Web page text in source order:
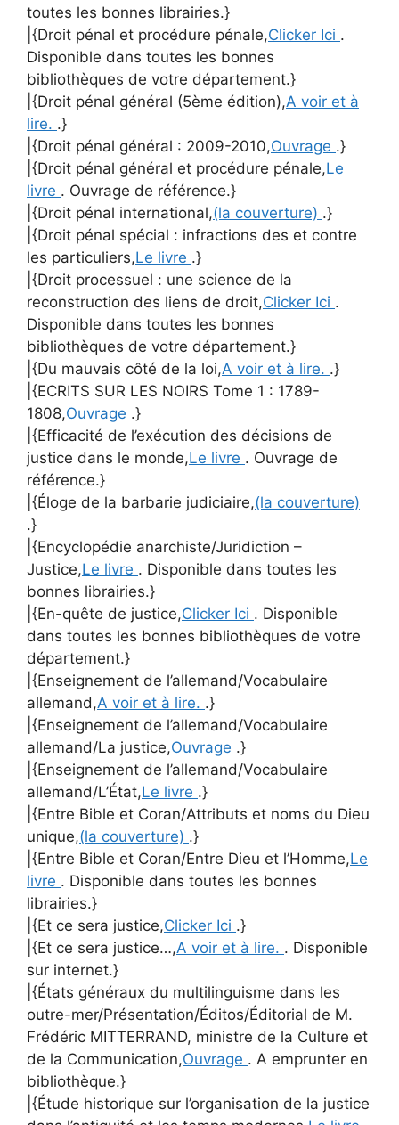
toutes les bonnes librairies.}
|{Droit pénal et procédure pénale,Clicker Ici .
Disponible dans toutes les bonnes
bibliothèques de votre département.}
|{Droit pénal général (5ème édition),A voir et à
lire. .}
|{Droit pénal général : 2009-2010,Ouvrage .}
|{Droit pénal général et procédure pénale,Le
livre . Ouvrage de référence.}
|{Droit pénal international,(la couverture) .}
|{Droit pénal spécial : infractions des et contre
les particuliers,Le livre .}
|{Droit processuel : une science de la
reconstruction des liens de droit,Clicker Ici .
Disponible dans toutes les bonnes
bibliothèques de votre département.}
|{Du mauvais côté de la loi,A voir et à lire. .}
|{ECRITS SUR LES NOIRS Tome 1 : 1789-
1808,Ouvrage .}
|{Efficacité de l’exécution des décisions de
justice dans le monde,Le livre . Ouvrage de
référence.}
|{Éloge de la barbarie judiciaire,(la couverture)
.}
|{Encyclopédie anarchiste/Juridiction –
Justice,Le livre . Disponible dans toutes les
bonnes librairies.}
|{En-quête de justice,Clicker Ici . Disponible
dans toutes les bonnes bibliothèques de votre
département.}
|{Enseignement de l’allemand/Vocabulaire
allemand,A voir et à lire. .}
|{Enseignement de l’allemand/Vocabulaire
allemand/La justice,Ouvrage .}
|{Enseignement de l’allemand/Vocabulaire
allemand/L’État,Le livre .}
|{Entre Bible et Coran/Attributs et noms du Dieu
unique,(la couverture) .}
|{Entre Bible et Coran/Entre Dieu et l’Homme,Le
livre . Disponible dans toutes les bonnes
librairies.}
|{Et ce sera justice,Clicker Ici .}
|{Et ce sera justice…,A voir et à lire. . Disponible
sur internet.}
|{États généraux du multilinguisme dans les
outre-mer/Présentation/Éditos/Éditorial de M.
Frédéric MITTERRAND, ministre de la Culture et
de la Communication,Ouvrage . A emprunter en
bibliothèque.}
|{Étude historique sur l’organisation de la justice